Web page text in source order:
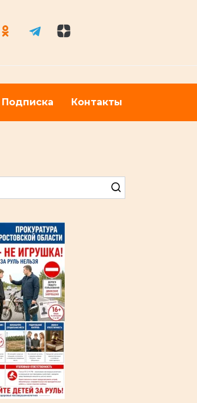
Подписка Контакты